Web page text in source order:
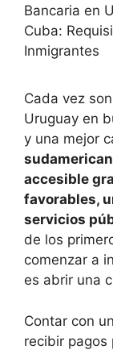
Bancaria en
Cuba:
Inmigrantes
Cada vez
Uruguay en
y una mejor
accesible
favorables,
servicios
de los
comenzar a
es abrir una
Contar con
recibir pagos